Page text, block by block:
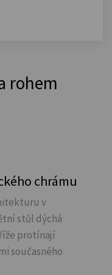
rohem
chrámu
v
stůl dýchá
protínají
současného